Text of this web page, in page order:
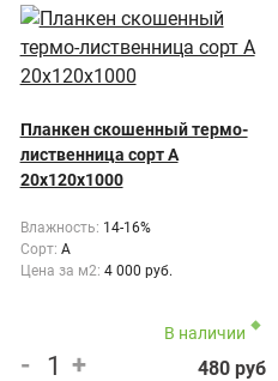
Планкен скошенный термо-
лиственница сорт А
20х120х1000
Влажность: 14-16%
Сорт: А
Цена за м2: 4 000 руб.
В наличии
- + 480 руб